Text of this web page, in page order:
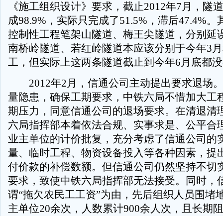
《施工组织设计》要求，截止2012年7月，隧
成98.9%，实际只完成了51.5%，滞后47.4%。
控制性工程笔架山隧道、梅王尖隧道，分别延
南桥岭隧道、若红岭隧道本应该分别于今年3
工，但实际上这两条隧道截止到今年6月底都
2012年2月，信通公司主动提出要求退场
量隐患，确保工期要求，中铁六局不惜加大工
期压力，同意信通公司的退场要求。在清退清
六局指挥部本着依法合规、实事求是、公平合
业主单位的计价批复，充分考虑了信通公司的
量、临时工程、物资设备投入等各种因素，提
付价款的补偿数额。但信通公司仍然坚持不切
要求，致使中铁六局指挥部无法接受。同时，
谓“拖欠农民工工资”为由，先后组织人员围堵
主单位20余次，人数累计900余人次，且长期